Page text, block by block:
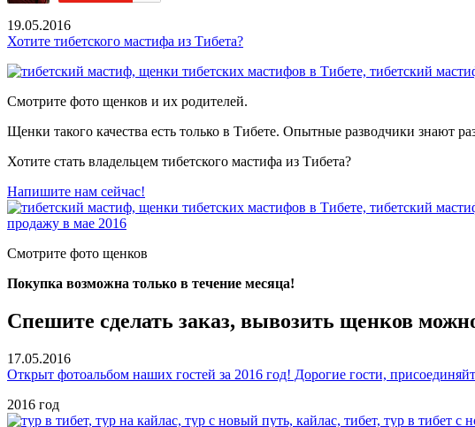
19.05.2016
Хотите тибетского мастифа из Тибета?
Смотрите фото щенков и их родителей.
Щенки такого качества есть только в Тибете. Опытные разводчики знают
Хотите стать владельцем тибетского мастифа из Тибета?
Напишите нам сейчас!
продажу в мае 2016
Смотрите фото щенков
Покупка возможна только в течение месяца!
Спешите сделать заказ, вывозить щенков
17.05.2016
Открыт фотоальбом наших гостей за 2016 год! Дорогие гости,
2016 год